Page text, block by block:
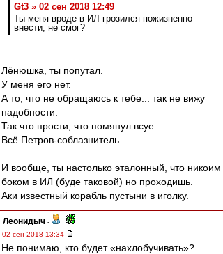
Gt3 » 02 сен 2018 12:49
Ты меня вроде в ИЛ грозился пожизненно
внести, не смог?
Лёнюшка, ты попутал.
У меня его нет.
А то, что не обращаюсь к тебе... так не вижу
надобности.
Так что прости, что помянул всуе.
Всё Петров-соблазнитель.
И вообще, ты настолько эталонный, что никоим
боком в ИЛ (буде таковой) но проходишь.
Аки известный корабль пустыни в иголку.
Леонидыч -
02 сен 2018 13:34
Не понимаю, кто будет «нахлобучивать»?